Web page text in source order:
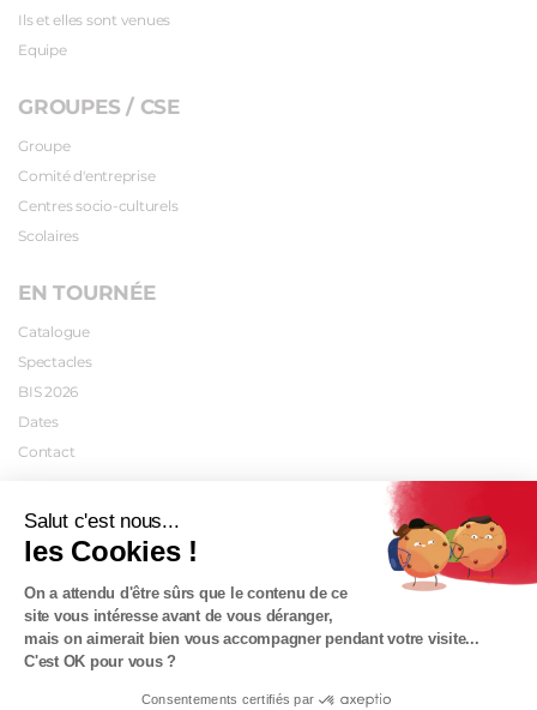
Ils et elles sont venues
Equipe
GROUPES / CSE
Groupe
Comité d'entreprise
Centres socio-culturels
Scolaires
EN TOURNÉE
Catalogue
Spectacles
BIS 2026
Dates
Contact
INFOS PRATIQUES
Plan d'accès
Abonnements
Carte cadeau
Contact
Mécanisé avec ♥ par Le Petit Garage
Salut c'est nous...
les Cookies !
On a attendu d'être sûrs que le contenu de ce
site vous intéresse avant de vous déranger,
mais on aimerait bien vous accompagner pendant votre visite...
C'est OK pour vous ?
Consentements certifiés par